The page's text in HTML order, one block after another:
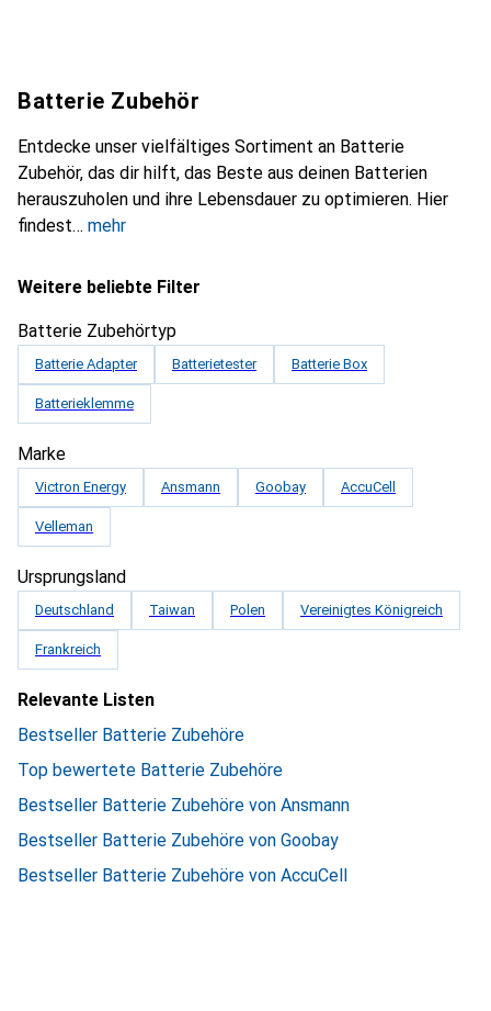
Batterie Zubehör
Entdecke unser vielfältiges Sortiment an Batterie
Zubehör, das dir hilft, das Beste aus deinen Batterien
herauszuholen und ihre Lebensdauer zu optimieren. Hier
findest
mehr
Weitere beliebte Filter
Batterie Zubehörtyp
Batterie Adapter Batterietester Batterie Box
Batterieklemme
Marke
Victron Energy Ansmann Goobay AccuCell
Velleman
Ursprungsland
Deutschland Taiwan Polen Vereinigtes Königreich
Frankreich
Relevante Listen
Bestseller Batterie Zubehöre
Top bewertete Batterie Zubehöre
Bestseller Batterie Zubehöre von Ansmann
Bestseller Batterie Zubehöre von Goobay
Bestseller Batterie Zubehöre von AccuCell